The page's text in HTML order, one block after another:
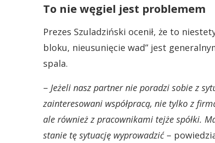
To nie węgiel jest problemem
Prezes Szuladziński ocenił, że to
bloku, nieusunięcie wad” jest
spala.
– Jeżeli nasz partner nie poradzi sobie z
zainteresowani współpracą, nie tylko z
ale również z pracownikami tejże spółki.
stanie tę sytuację wyprowadzić–